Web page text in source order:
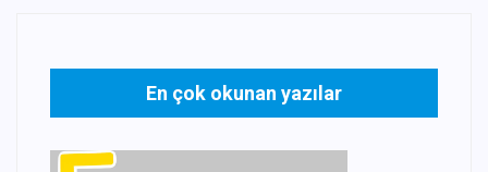
En çok okunan yazılar